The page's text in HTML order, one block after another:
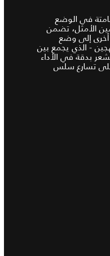
صامتة في الوضع
الأمثل، تضمن
أخرى إلى وضع
- الذي يجمع بين
بدقة في الأداء
على تسارع سلس